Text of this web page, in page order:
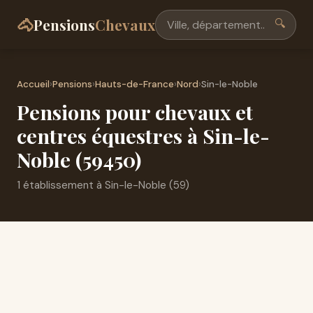
🐴PensionsChevaux 🔍
Accueil›Pensions›Hauts-de-France›Nord›Sin-le-Noble
Pensions pour chevaux et
centres équestres à Sin-le-
Noble (59450)
1 établissement à Sin-le-Noble (59)